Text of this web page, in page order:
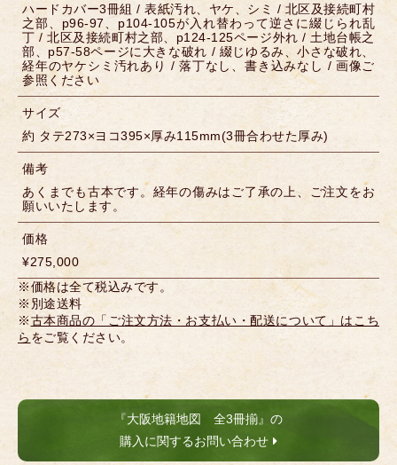
ハードカバー3冊組 / 表紙汚れ、ヤケ、シミ / 北区及接続町村
之部、p96-97、p104-105が入れ替わって逆さに綴じられ乱
丁 / 北区及接続町村之部、p124-125ページ外れ / 土地台帳之
部、p57-58ページに大きな破れ / 綴じゆるみ、小さな破れ、
経年のヤケシミ汚れあり / 落丁なし、書き込みなし / 画像ご
参照ください
サイズ
約 タテ273×ヨコ395×厚み115mm(3冊合わせた厚み)
備考
あくまでも古本です。経年の傷みはご了承の上、ご注文をお
願いいたします。
価格
¥275,000
※価格は全て税込みです。
※別途送料
※古本商品の「ご注文方法・お支払い・配送について」はこち
らをご覧ください。
『大阪地籍地図 全3冊揃』の
購入に関するお問い合わせ